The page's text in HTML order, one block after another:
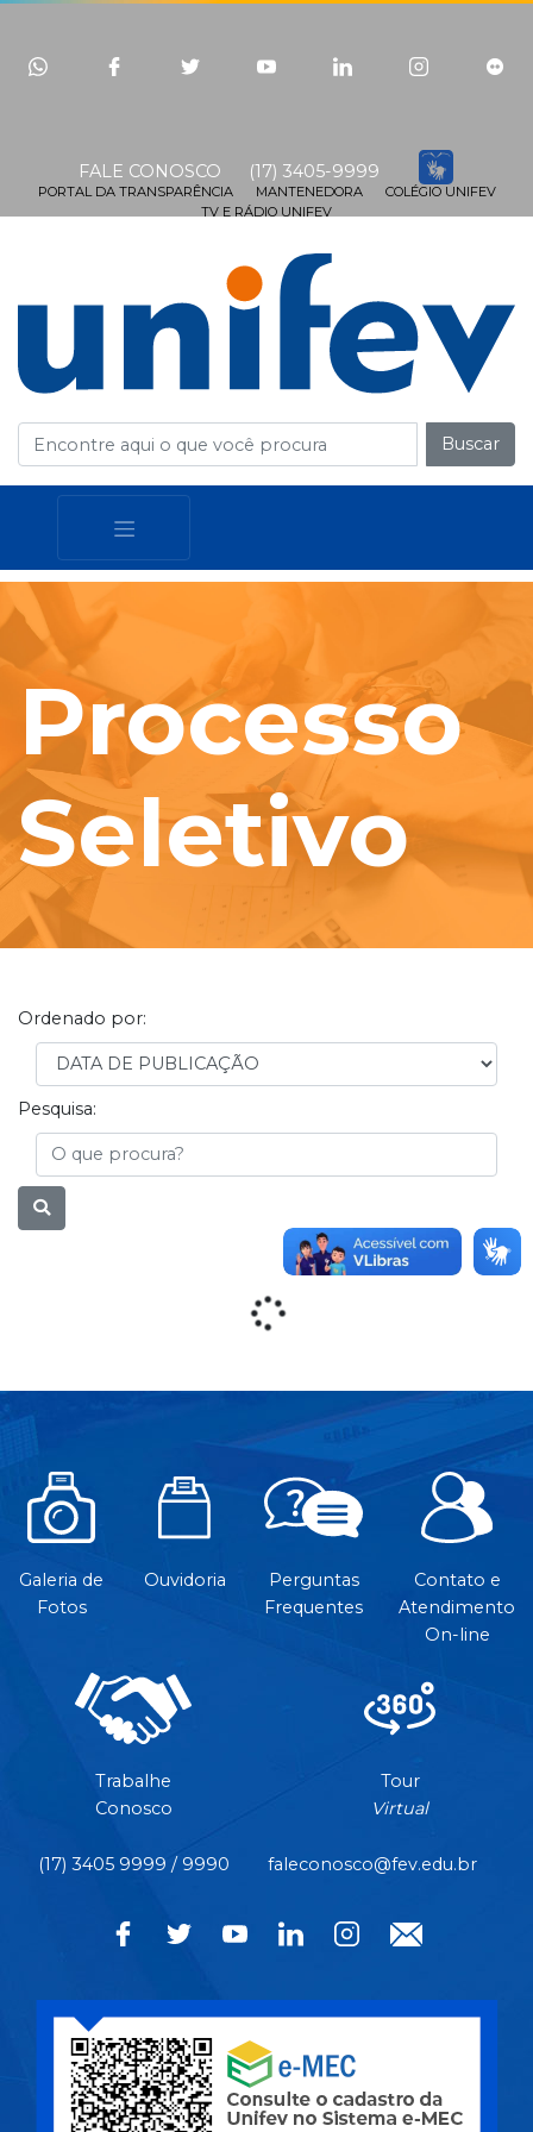
FALE CONOSCO (17) 3405-9999
PORTAL DA TRANSPARÊNCIA MANTENEDORA
COLÉGIO UNIFEV
TV E RÁDIO UNIFEV
Buscar
Processo
Seletivo
Ordenado por:
Order
Pesquisa:
Busca
Galeria de
Fotos
Ouvidoria
Perguntas
Frequentes
Contato e
Atendimento
On-line
Trabalhe
Conosco
Tour
Virtual
(17) 3405 9999 / 9990 faleconosco@fev.edu.br